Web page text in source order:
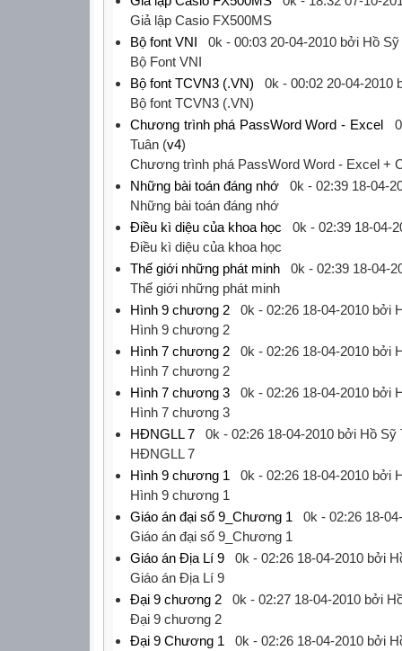
‎Giả lập Casio FX500MS‎
Bộ font VNI
0k - 00:03 20-04-2010 bởi Hồ Sỹ
‎Bộ Font VNI‎
Bộ font TCVN3 (.VN)
0k - 00:02 20-04-2010
‎Bộ font TCVN3 (.VN)‎
Chương trình phá PassWord Word - Excel
Tuân (v4)
‎Chương trình phá PassWord Word - Excel +
Những bài toán đáng nhớ
0k - 02:39 18-04-
‎Những bài toán đáng nhớ‎
Điều kì diệu của khoa học
0k - 02:39 18-04-
‎Điều kì diệu của khoa học‎
Thế giới những phát minh
0k - 02:39 18-04-
‎Thế giới những phát minh‎
Hình 9 chương 2
0k - 02:26 18-04-2010 bởi
‎Hình 9 chương 2‎
Hình 7 chương 2
0k - 02:26 18-04-2010 bởi
‎Hình 7 chương 2‎
Hình 7 chương 3
0k - 02:26 18-04-2010 bởi
‎Hình 7 chương 3‎
HĐNGLL 7
0k - 02:26 18-04-2010 bởi Hồ Sỹ
‎HĐNGLL 7‎
Hình 9 chương 1
0k - 02:26 18-04-2010 bởi
‎Hình 9 chương 1‎
Giáo án đại số 9_Chương 1
0k - 02:26 18-
‎Giáo án đại số 9_Chương 1‎
Giáo án Địa Lí 9
0k - 02:26 18-04-2010 bởi
‎Giáo án Địa Lí 9‎
Đại 9 chương 2
0k - 02:27 18-04-2010 bởi
‎Đại 9 chương 2‎
Đại 9 Chương 1
0k - 02:26 18-04-2010 bởi